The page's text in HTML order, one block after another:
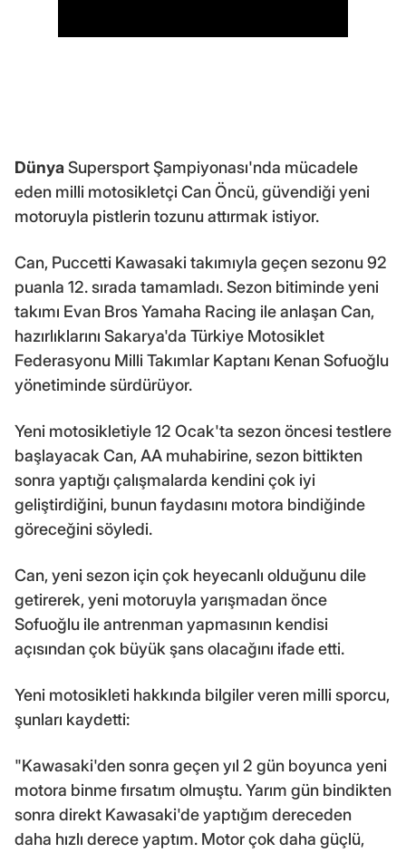
Dünya Supersport Şampiyonası'nda mücadele
eden milli motosikletçi Can Öncü, güvendiği yeni
motoruyla pistlerin tozunu attırmak istiyor.
Can, Puccetti Kawasaki takımıyla geçen sezonu 92
puanla 12. sırada tamamladı. Sezon bitiminde yeni
takımı Evan Bros Yamaha Racing ile anlaşan Can,
hazırlıklarını Sakarya'da Türkiye Motosiklet
Federasyonu Milli Takımlar Kaptanı Kenan Sofuoğlu
yönetiminde sürdürüyor.
Yeni motosikletiyle 12 Ocak'ta sezon öncesi testlere
başlayacak Can, AA muhabirine, sezon bittikten
sonra yaptığı çalışmalarda kendini çok iyi
geliştirdiğini, bunun faydasını motora bindiğinde
göreceğini söyledi.
Can, yeni sezon için çok heyecanlı olduğunu dile
getirerek, yeni motoruyla yarışmadan önce
Sofuoğlu ile antrenman yapmasının kendisi
açısından çok büyük şans olacağını ifade etti.
Yeni motosikleti hakkında bilgiler veren milli sporcu,
şunları kaydetti:
"Kawasaki'den sonra geçen yıl 2 gün boyunca yeni
motora binme fırsatım olmuştu. Yarım gün bindikten
sonra direkt Kawasaki'de yaptığım dereceden
daha hızlı derece yaptım. Motor çok daha güçlü,